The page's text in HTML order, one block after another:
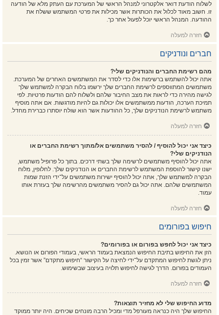
לשלוח הודעת דואר אלקטרוני למנהל הראשי של המערכת עם העתק מלא של הודעה
זו. חשוב מאוד לכלול את הכותרות אשר מכילות את פרטי המשתמש ששלח את
ההודעה. המנהל הראשי יוכל לפעול אחר כך.
חזרה למעלה
חברים ונודניקים
מהם רשימת החברים והנודניקים שלי?
אתה יכול להשתמש ברשימות אלו כדי לסדר את המשתמשים האחרים של המערכת.
משתמשים המתווספים לרשימת החברים שלך ירשמו בלוח הבקרה למשתמש שלך
לגישה מהירה כדי לראות את מצב החיבור שלהם ולשלוח להם הודעות פרטיות. לפי
תמיכת הערכה, הודעות ממשתמשים אלו יכולות גם להיות מודגשות. אם אתה מוסיף
משתמש לרשימת הנודניקים שלך, כל ההודעות אשר הוא שולח יוסתרו כברירת מחדל.
חזרה למעלה
כיצד אני יכול להוסיף / להסיר משתמשים אל/מתוך רשימת החברים או
הנודניקים שלי?
אתה יכול להוסיף משתמשים לרשימה שלך בשתי דרכים. בתוך כל פרופיל משתמש,
ישנו קישור להוספת המשתמש לרשימת החברים או הנודניקים שלך. לחלופין, מלוח
הבקרה למשתמש שלך, אתה יכול להוסיף ישירות משתמשים על־ידי הזנת שמות
המשתמשים שלהם. אתה יכול גם להסיר משתמשים מהרשימה שלך בעזרת אותו
עמוד.
חזרה למעלה
חיפוש בפורומים
כיצד אני יכול לחפש בפורום או בפורומים?
הזן את החיפוש בתיבת החיפוש הנמצאת בעמוד הראשי, בעמודי הפורום או הנושא.
ניתן לגשת לחיפוש המתקדם על־ידי לחיצה על הקישור “חיפוש מתקדם” אשר זמין בכל
העמודים בפורום. הדרך לגישה לחיפוש תלויה בעיצוב שבשימוש.
חזרה למעלה
מדוע החיפוש שלי לא מחזיר תוצאות?
החיפוש שלך היה כנראה מעורפל מדי ומכיל הרבה מונחים שכיחים. היה יותר ממוקד